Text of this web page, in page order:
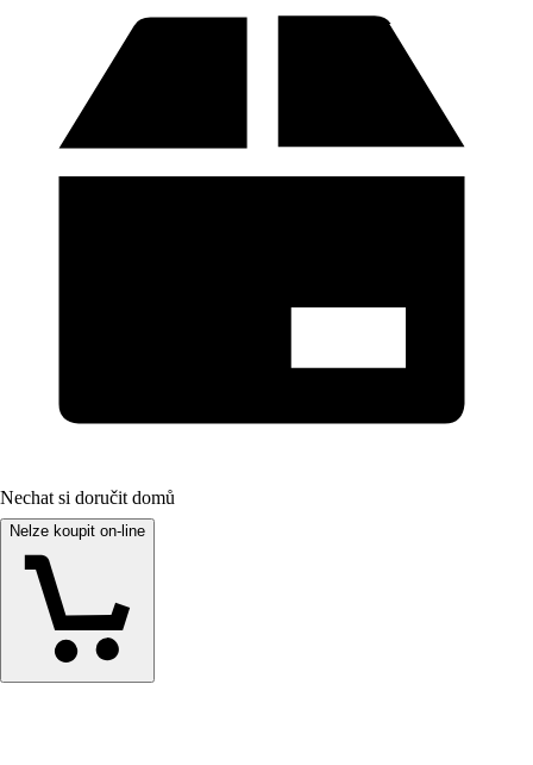
Nechat si doručit domů
Nelze koupit on-line